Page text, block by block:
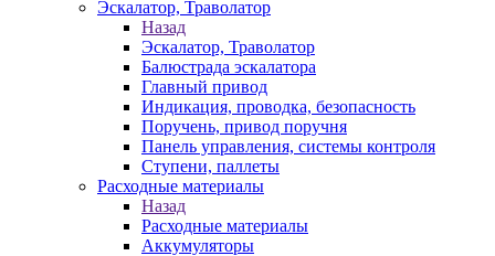
Эскалатор, Траволатор
Назад
Эскалатор, Траволатор
Балюстрада эскалатора
Главный привод
Индикация, проводка, безопасность
Поручень, привод поручня
Панель управления, системы контроля
Ступени, паллеты
Расходные материалы
Назад
Расходные материалы
Аккумуляторы